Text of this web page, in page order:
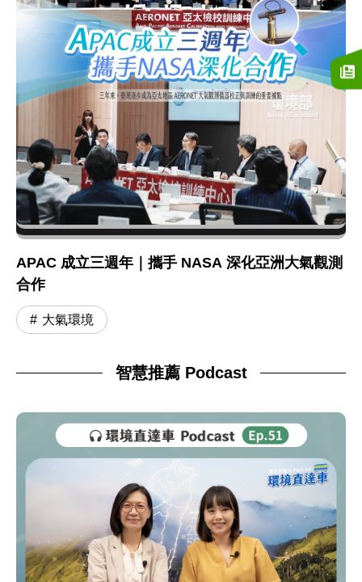
APAC 成立三週年｜攜手 NASA 深化亞洲大氣觀測
合作
大氣環境
智慧推薦 Podcast